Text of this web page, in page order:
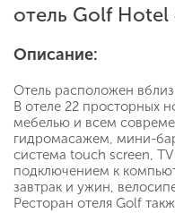
отель Golf Hotel
Описание:
Отель расположен
В отеле 22 просторных
мебелью и всем
гидромасажем, мини-
система touch screen,
подключением к
завтрак и ужин,
Ресторан отеля Golf